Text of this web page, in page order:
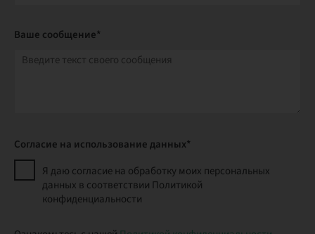
Ваше сообщение*
Согласие на использование данных*
Я даю согласие на обработку моих персональных
данных в соответствии Политикой
конфиденциальности